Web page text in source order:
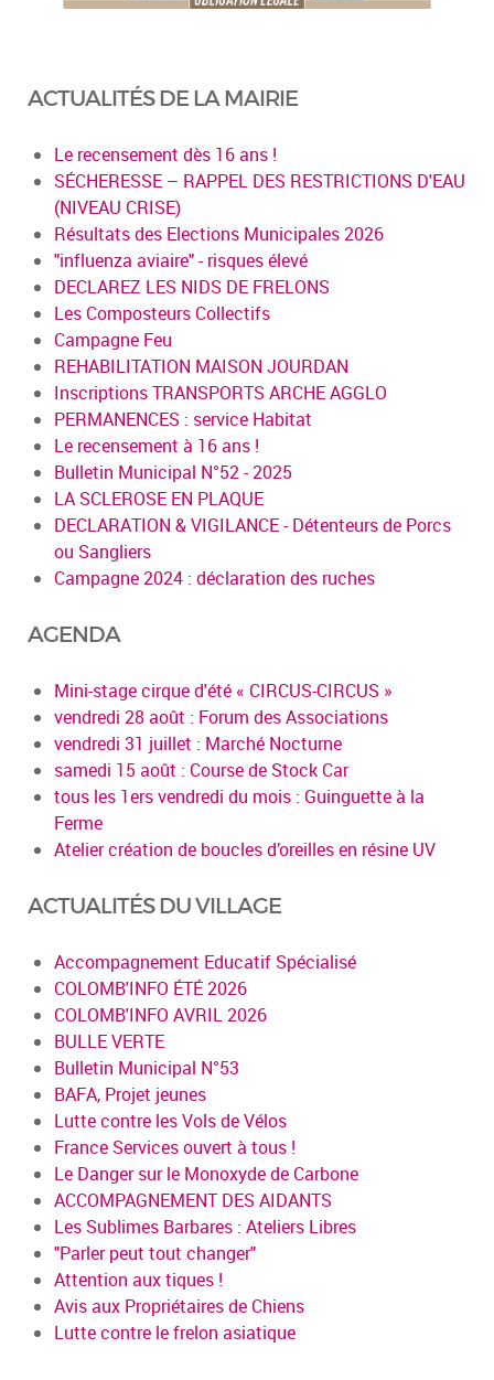
ACTUALITÉS DE LA MAIRIE
Le recensement dès 16 ans !
SÉCHERESSE – RAPPEL DES RESTRICTIONS D'EAU
(NIVEAU CRISE)
Résultats des Elections Municipales 2026
"influenza aviaire" - risques élevé
DECLAREZ LES NIDS DE FRELONS
Les Composteurs Collectifs
Campagne Feu
REHABILITATION MAISON JOURDAN
Inscriptions TRANSPORTS ARCHE AGGLO
PERMANENCES : service Habitat
Le recensement à 16 ans !
Bulletin Municipal N°52 - 2025
LA SCLEROSE EN PLAQUE
DECLARATION & VIGILANCE - Détenteurs de Porcs
ou Sangliers
Campagne 2024 : déclaration des ruches
AGENDA
Mini-stage cirque d'été « CIRCUS-CIRCUS »
vendredi 28 août : Forum des Associations
vendredi 31 juillet : Marché Nocturne
samedi 15 août : Course de Stock Car
tous les 1ers vendredi du mois : Guinguette à la
Ferme
Atelier création de boucles d’oreilles en résine UV
ACTUALITÉS DU VILLAGE
Accompagnement Educatif Spécialisé
COLOMB'INFO ÉTÉ 2026
COLOMB'INFO AVRIL 2026
BULLE VERTE
Bulletin Municipal N°53
BAFA, Projet jeunes
Lutte contre les Vols de Vélos
France Services ouvert à tous !
Le Danger sur le Monoxyde de Carbone
ACCOMPAGNEMENT DES AIDANTS
Les Sublimes Barbares : Ateliers Libres
"Parler peut tout changer"
Attention aux tiques !
Avis aux Propriétaires de Chiens
Lutte contre le frelon asiatique